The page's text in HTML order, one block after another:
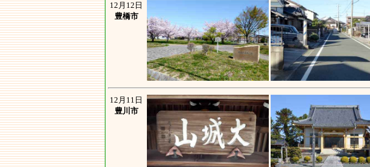
12月12日
豊橋市
12月11日
豊川市